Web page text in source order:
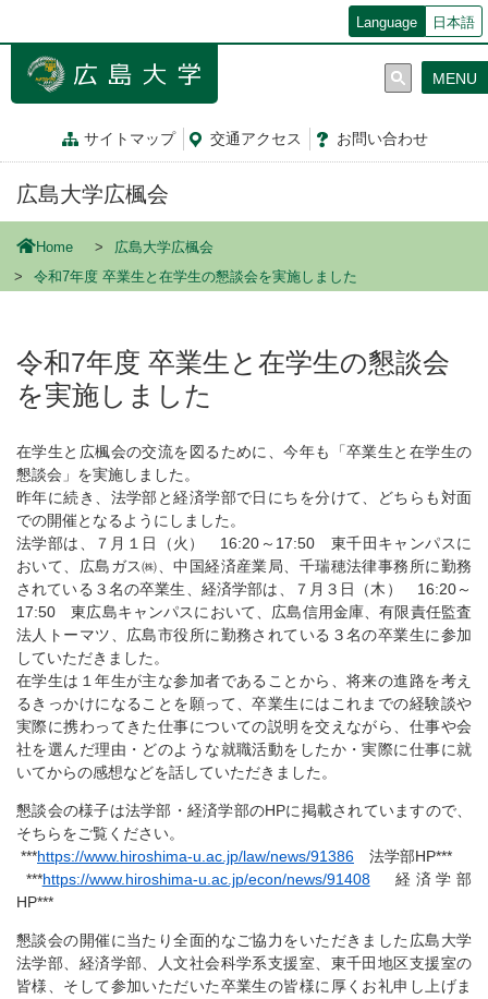
ン
Language 日本語
サイトマップ 交通アクセス お問い合わせ
MENU
広島大学広楓会
Home
広島大学広楓会
令和7年度 卒業生と在学生の懇談会を実施しました
令和7年度 卒業生と在学生の懇談会
を実施しました
在学生と広楓会の交流を図るために、今年も「卒業生と在学生の
懇談会」を実施しました。
昨年に続き、法学部と経済学部で日にちを分けて、どちらも対面
での開催となるようにしました。
法学部は、７月１日（火） 16:20～17:50 東千田キャンパスに
おいて、広島ガス㈱、中国経済産業局、千瑞穂法律事務所に勤務
されている３名の卒業生、経済学部は、７月３日（木） 16:20～
17:50 東広島キャンパスにおいて、広島信用金庫、有限責任監査
法人トーマツ、広島市役所に勤務されている３名の卒業生に参加
していただきました。
在学生は１年生が主な参加者であることから、将来の進路を考え
るきっかけになることを願って、卒業生にはこれまでの経験談や
実際に携わってきた仕事についての説明を交えながら、仕事や会
社を選んだ理由・どのような就職活動をしたか・実際に仕事に就
いてからの感想などを話していただきました。
懇談会の様子は法学部・経済学部のHPに掲載されていますので、
そちらをご覧ください。
***https://www.hiroshima-u.ac.jp/law/news/91386 法学部HP***
***https://www.hiroshima-u.ac.jp/econ/news/91408経済学部
HP***
懇談会の開催に当たり全面的なご協力をいただきました広島大学
法学部、経済学部、人文社会科学系支援室、東千田地区支援室の
皆様、そして参加いただいた卒業生の皆様に厚くお礼申し上げま